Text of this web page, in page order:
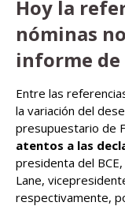
Hoy la
nóminas
informe de
Entre las
la variación del
presupuestario de
atentos a las
presidenta del
Lane,
respectivamente,